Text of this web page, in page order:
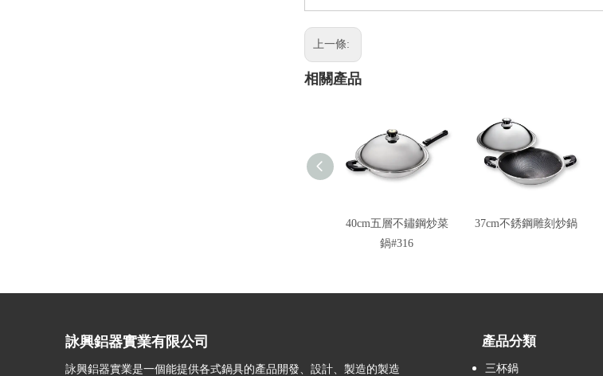
上一條:
相關產品
40cm五層不鏽鋼炒菜
鍋#316
37cm不銹鋼雕刻炒鍋
詠興鋁器實業有限公司
詠興鋁器實業是一個能提供各式鍋具的產品開發、設計、製造的製造
產品分類
三杯鍋